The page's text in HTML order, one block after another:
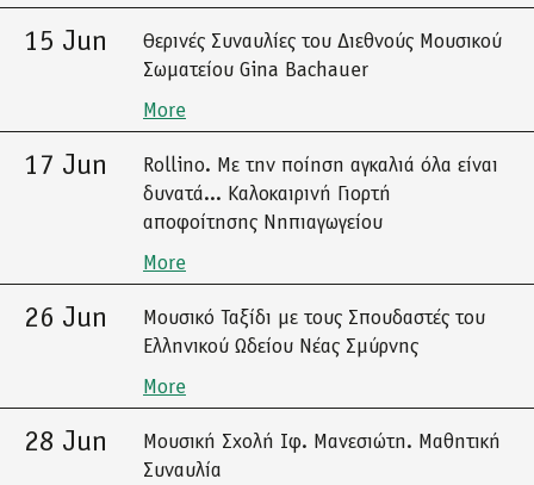
15 Jun
Θερινές Συναυλίες του Διεθνούς Μουσικού
Σωματείου Gina Bachauer
More
17 Jun
Rollino. Με την ποίηση αγκαλιά όλα είναι
δυνατά... Καλοκαιρινή Γιορτή
αποφοίτησης Νηπιαγωγείου
More
26 Jun
Μουσικό Ταξίδι με τους Σπουδαστές του
Ελληνικού Ωδείου Νέας Σμύρνης
More
28 Jun
Μουσική Σχολή Ιφ. Μανεσιώτη. Μαθητική
Συναυλία